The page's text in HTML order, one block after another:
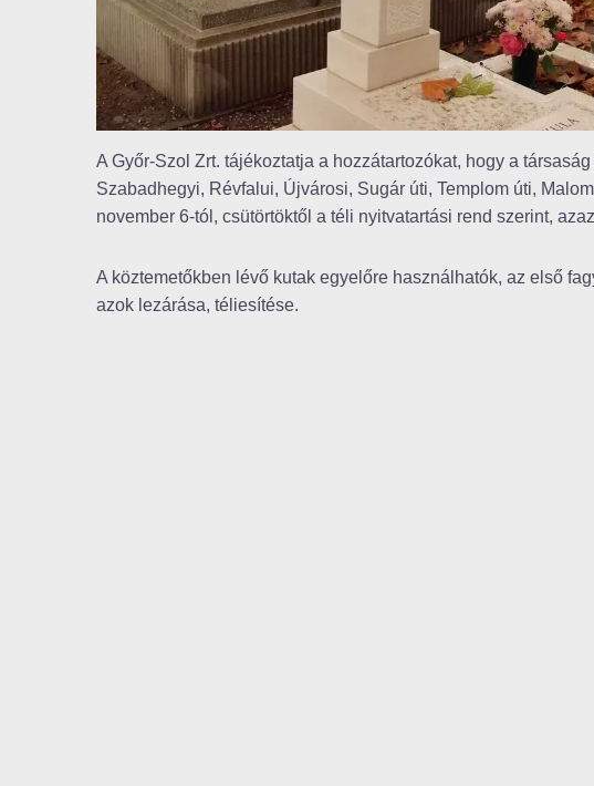
A Győr-Szol Zrt. tájékoztatja a hozzátartozókat, hogy a
Szabadhegyi, Révfalui, Újvárosi, Sugár úti, Templom úti,
november 6-tól, csütörtöktől a téli nyitvatartási rend szerint,
A köztemetőkben lévő kutak egyelőre használhatók, az első
azok lezárása, téliesítése.